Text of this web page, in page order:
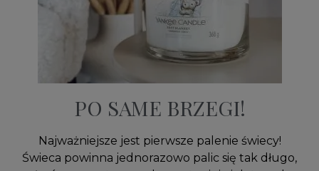
PO SAME BRZEGI!
Najważniejsze jest pierwsze palenie świecy!
Świeca powinna jednorazowo palic się tak długo,